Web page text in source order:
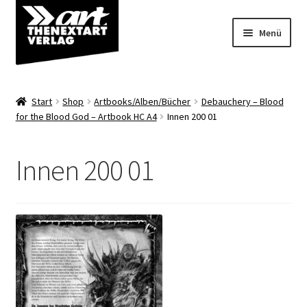
Zur
Navigation
springen
Zum
Inhalt
springen
Menü
Shop
Start Shop Artbooks/Alben/Bücher
Debauchery – Blood
for the Blood God – Artbook HC A4
Innen 200 01
Innen 200 01